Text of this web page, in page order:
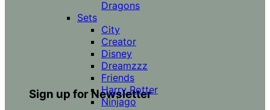
Sign up for Newsletter
Dragons
Sets
City
Creator
Disney
Dreamzzz
Friends
Harry Potter
Ninjago